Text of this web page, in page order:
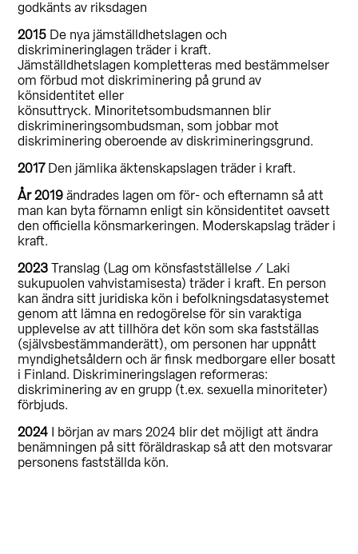
godkänts av riksdagen
2015 De nya jämställdhetslagen och
diskrimineringlagen träder i kraft.
Jämställdhetslagen kompletteras med bestämmelser
om förbud mot diskriminering på grund av
könsidentitet eller
könsuttryck. Minoritetsombudsmannen blir
diskrimineringsombudsman, som jobbar mot
diskriminering oberoende av diskrimineringsgrund.
2017 Den jämlika äktenskapslagen träder i kraft.
År 2019ändrades lagen om för- och efternamn så att
man kan byta förnamn enligt sin könsidentitet oavsett
den officiella könsmarkeringen. Moderskapslag träder i
kraft.
2023 Translag (Lag om könsfastställelse / Laki
sukupuolen vahvistamisesta) träder i kraft. En person
kan ändra sitt juridiska kön i befolkningsdatasystemet
genom att lämna en redogörelse för sin varaktiga
upplevelse av att tillhöra det kön som ska fastställas
(självsbestämmanderätt), om personen har uppnått
myndighetsåldern och är finsk medborgare eller bosatt
i Finland. Diskrimineringslagen reformeras:
diskriminering av en grupp (t.ex. sexuella minoriteter)
förbjuds.
2024 I början av mars 2024 blir det möjligt att ändra
benämningen på sitt föräldraskap så att den motsvarar
personens fastställda kön.